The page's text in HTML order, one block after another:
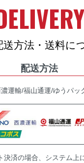
方法・送料に
配送方法
運輸/福山通運/ゆうパッ
決済の場合、システム上